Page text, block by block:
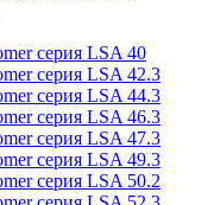
серия LSA 40
серия LSA 42.3
серия LSA 44.3
серия LSA 46.3
серия LSA 47.3
серия LSA 49.3
серия LSA 50.2